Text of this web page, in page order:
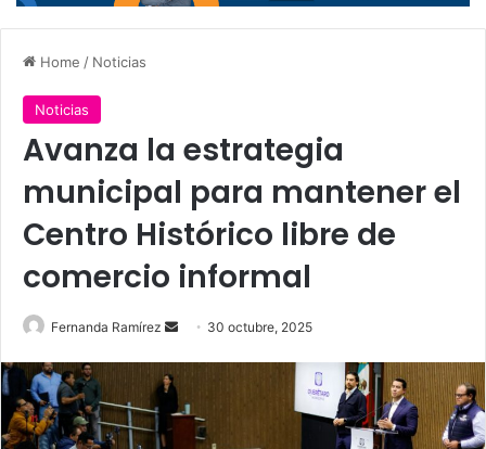
Home / Noticias
Noticias
Avanza la estrategia
municipal para mantener el
Centro Histórico libre de
comercio informal
Fernanda Ramírez
Send 30 octubre, 2025